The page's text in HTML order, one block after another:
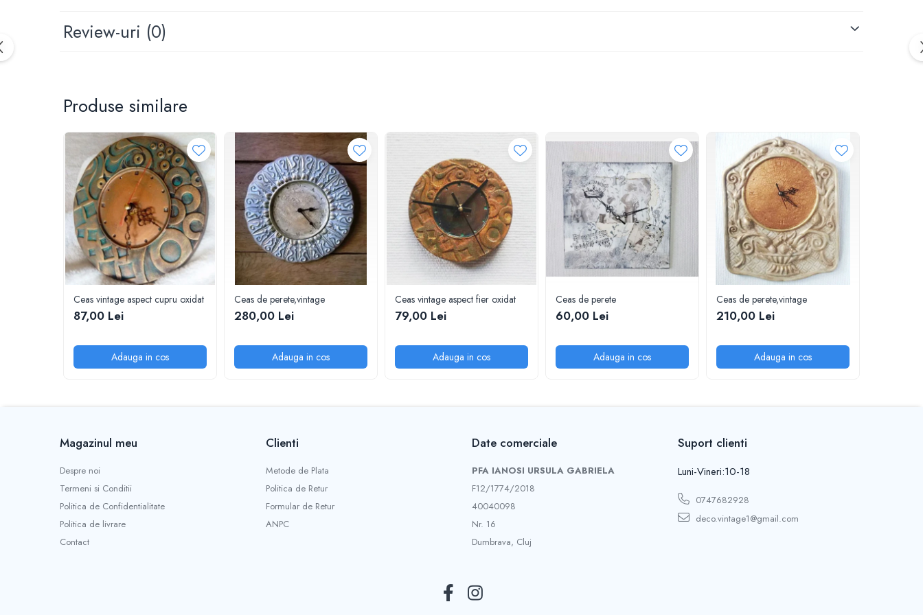
Review-uri (0)
Produse similare
Ceas vintage aspect cupru oxidat
87,00 Lei
Adauga in cos
Ceas de perete,vintage
280,00 Lei
Adauga in cos
Ceas vintage aspect fier oxidat
79,00 Lei
Adauga in cos
Ceas de perete
60,00 Lei
Adauga in cos
Ceas de perete,vintage
210,00 Lei
Adauga in cos
Magazinul meu
Despre noi
Termeni si Conditii
Politica de Confidentialitate
Politica de livrare
Contact
Clienti
Metode de Plata
Politica de Retur
Formular de Retur
ANPC
Date comerciale
PFA IANOSI URSULA GABRIELA
F12/1774/2018
40040098
Nr. 16
Dumbrava, Cluj
Suport clienti
Luni-Vineri:10-18
0747682928
deco.vintage1@gmail.com